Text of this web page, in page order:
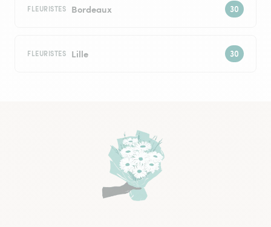
FLEURISTES Bordeaux
FLEURISTES Lille